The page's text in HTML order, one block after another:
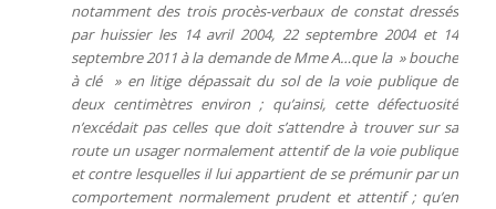
notamment des trois procès-verbaux de constat dressés
par huissier les 14 avril 2004, 22 septembre 2004 et 14
septembre 2011 à la demande de Mme A…que la » bouche
à clé » en litige dépassait du sol de la voie publique de
deux centimètres environ ; qu’ainsi, cette défectuosité
n’excédait pas celles que doit s’attendre à trouver sur sa
route un usager normalement attentif de la voie publique
et contre lesquelles il lui appartient de se prémunir par un
comportement normalement prudent et attentif ; qu’en